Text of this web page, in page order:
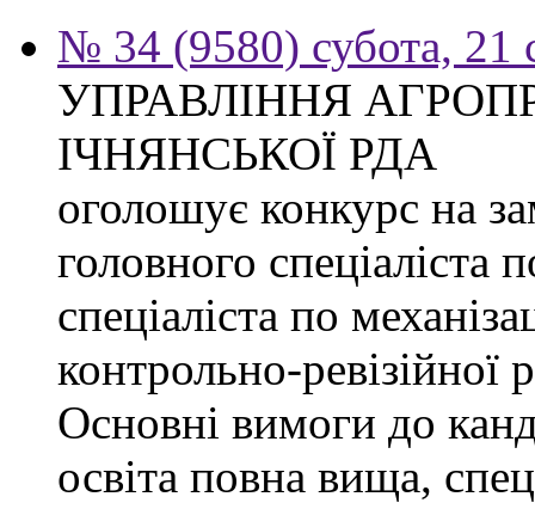
№ 34 (9580) субота, 21
УПРАВЛІННЯ
ІЧНЯНСЬКОЇ РДА
оголошує конкурс на
головного спеціаліста
спеціаліста по
контрольно-ревізійної
Основні вимоги до
освіта повна вища,